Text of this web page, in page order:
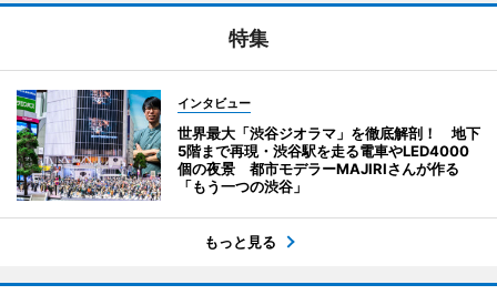
特集
インタビュー
世界最大「渋谷ジオラマ」を徹底解剖！ 地下
5階まで再現・渋谷駅を走る電車やLED4000
個の夜景 都市モデラーMAJIRIさんが作る
「もう一つの渋谷」
もっと見る